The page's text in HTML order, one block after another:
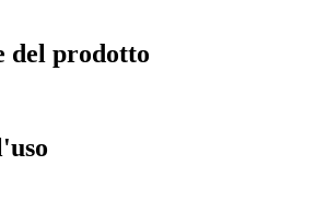
del prodotto